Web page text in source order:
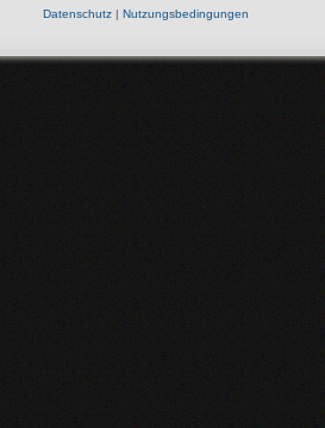
Datenschutz| Nutzungsbedingungen